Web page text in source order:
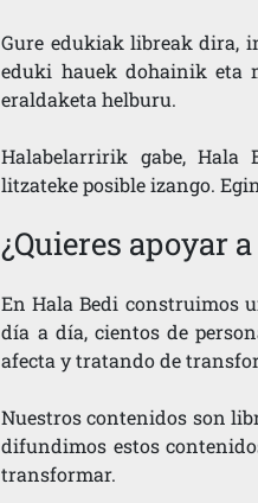
Gure edukiak libreak dira,
eduki hauek dohainik eta
eraldaketa helburu.
Halabelarririk gabe, Hala
litzateke posible izango.
¿Quieres apoyar
En Hala Bedi construimos
día a día, cientos de
afecta y tratando de
Nuestros contenidos son
difundimos estos
transformar.